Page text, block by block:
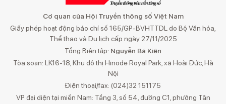
Cơ quan của Hội Truyền thông số Việt Nam
Giấy phép hoạt động báo chí số 165/GP-BVHTTDL do Bộ Văn hóa,
Thể thao và Du lịch cấp ngày 27/11/2025
Tổng Biên tập: Nguyễn Bá Kiên
Tòa soạn: LK16-18, Khu đô thị Hinode Royal Park, xã Hoài Đức, Hà
Nội
Điện thoại/fax: (024)32 151175
VP đại diện tại miền Nam: Tầng 3, số 54, đường C1, phường Tân